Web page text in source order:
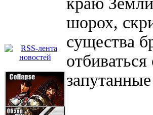
шорох,
существа